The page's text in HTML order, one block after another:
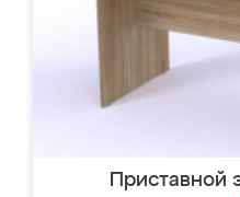
Приставной